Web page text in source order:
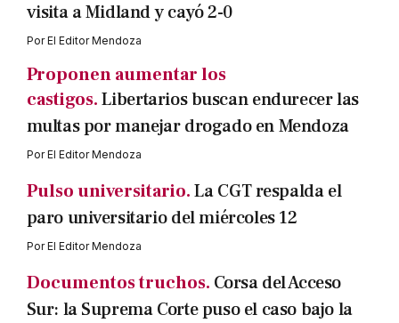
visita a Midland y cayó 2-0
PorEl Editor Mendoza
Proponen aumentar los
castigos.Libertarios buscan endurecer las
multas por manejar drogado en Mendoza
PorEl Editor Mendoza
Pulso universitario.La CGT respalda el
paro universitario del miércoles 12
PorEl Editor Mendoza
Documentos truchos. Corsa del Acceso
Sur: la Suprema Corte puso el caso bajo la